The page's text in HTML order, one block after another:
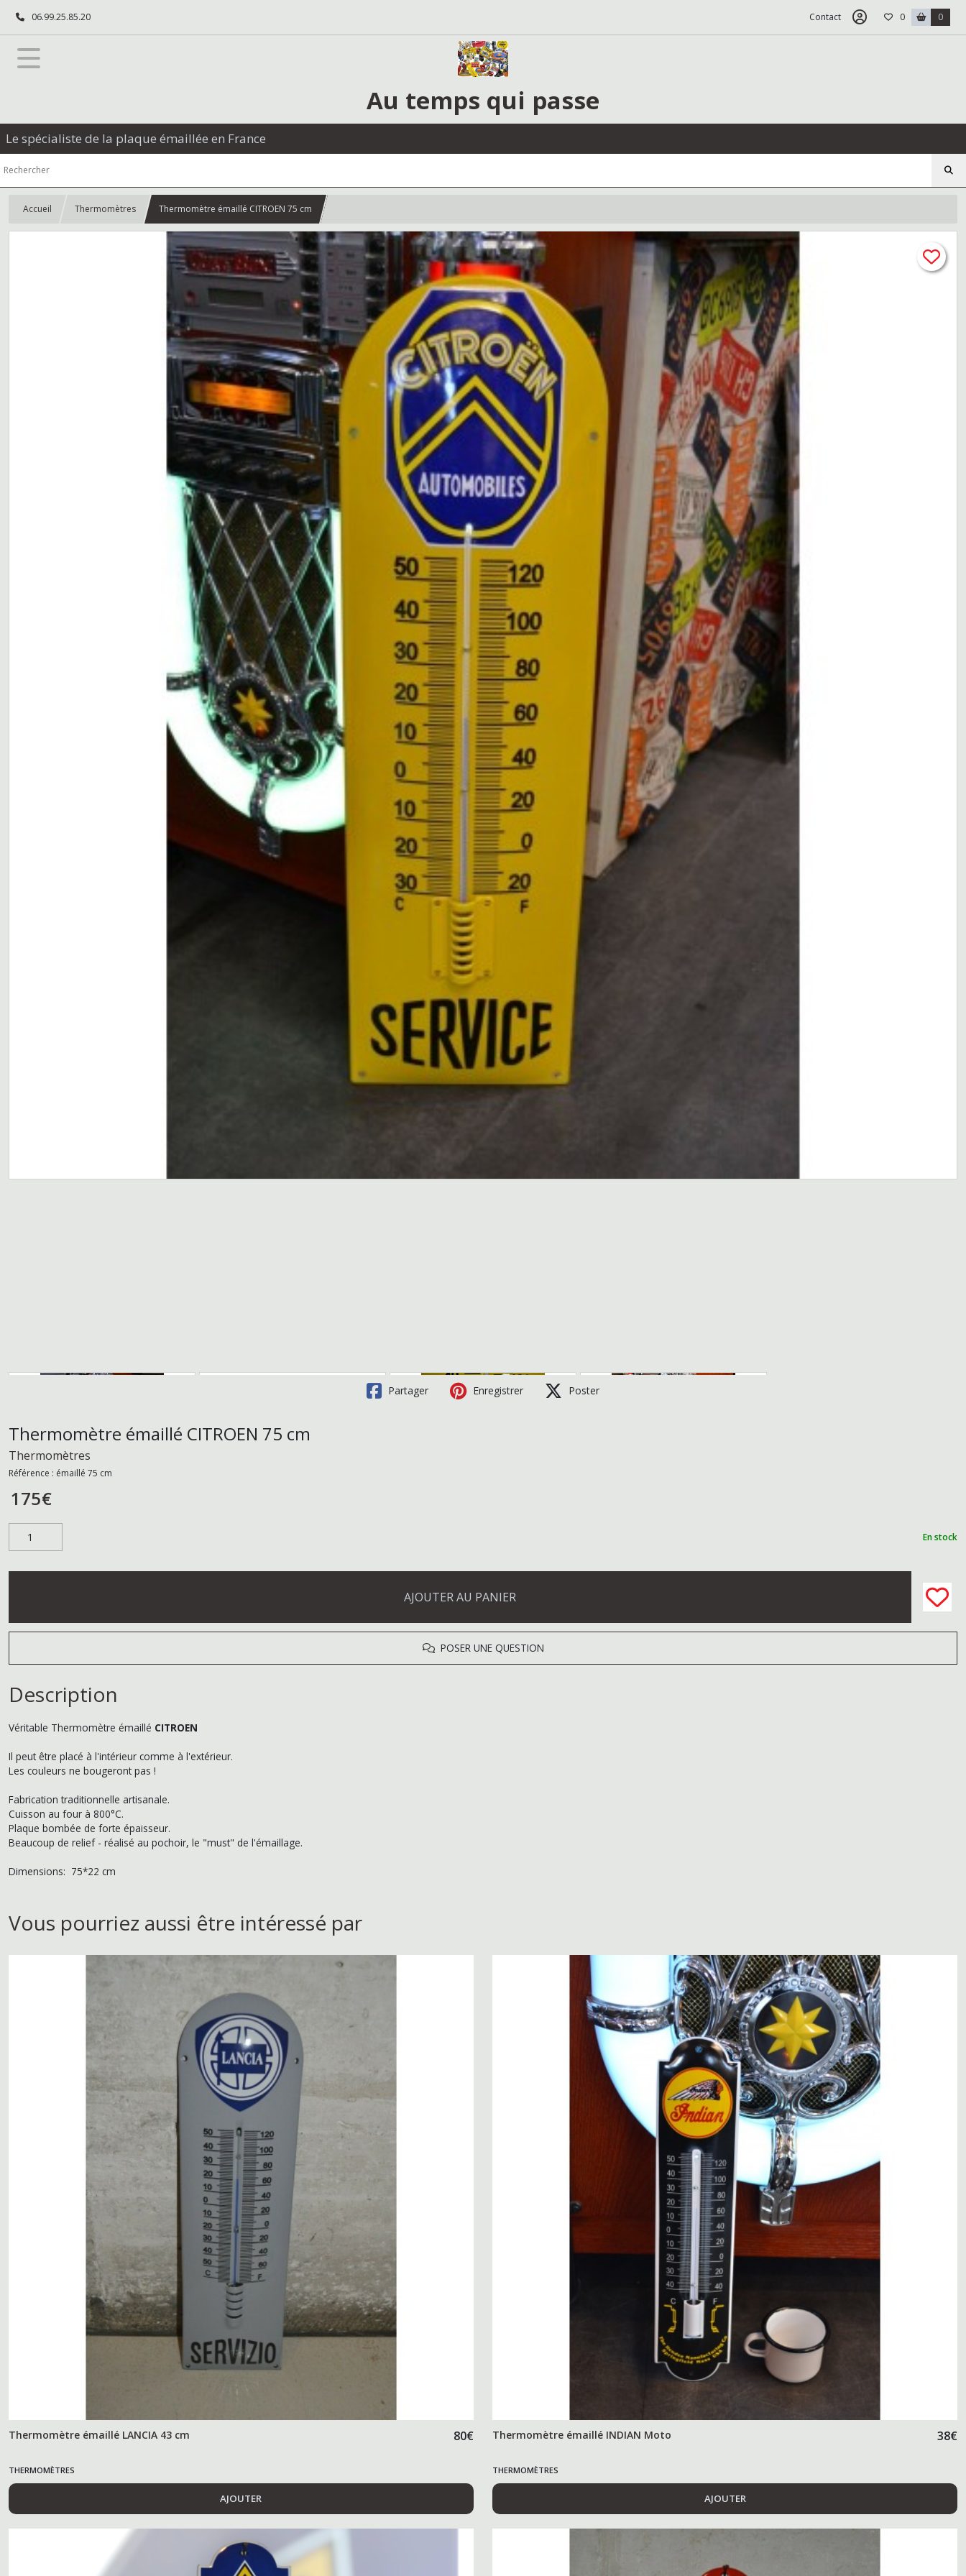
06.99.25.85.20 Contact 0 0
Au temps qui passe
Le spécialiste de la plaque émaillée en France
Accueil Thermomètres Thermomètre émaillé CITROEN 75 cm
Partager Enregistrer Poster
Thermomètre émaillé CITROEN 75 cm
Thermomètres
Référence : émaillé 75 cm
175€
En stock
AJOUTER AU PANIER
POSER UNE QUESTION
Description
Véritable Thermomètre émaillé CITROEN
Il peut être placé à l'intérieur comme à l'extérieur.
Les couleurs ne bougeront pas !
Fabrication traditionnelle artisanale.
Cuisson au four à 800°C.
Plaque bombée de forte épaisseur.
Beaucoup de relief - réalisé au pochoir, le "must" de l'émaillage.
Dimensions: 75*22 cm
Vous pourriez aussi être intéressé par
Thermomètre émaillé LANCIA 43 cm 80€
THERMOMÈTRES
AJOUTER
Thermomètre émaillé INDIAN Moto 38€
THERMOMÈTRES
AJOUTER